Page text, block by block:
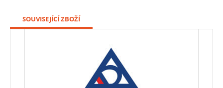
SOUVISEJÍCÍ ZBOŽÍ